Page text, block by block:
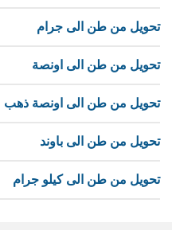
تحويل من طن الى جرام
تحويل من طن الى اونصة
تحويل من طن الى اونصة ذهب
تحويل من طن الى باوند
تحويل من طن الى كيلو جرام